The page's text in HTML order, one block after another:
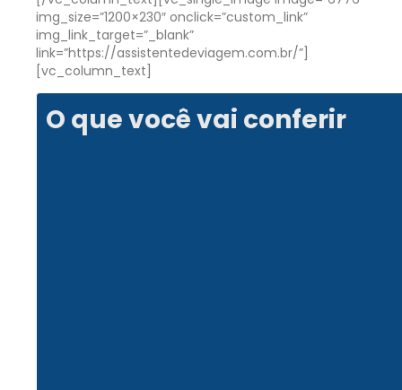
img_size=”1200×230″ onclick=”custom_link”
img_link_target=”_blank”
link=”https://assistentedeviagem.com.br/”]
[vc_column_text]
O que você vai conferir